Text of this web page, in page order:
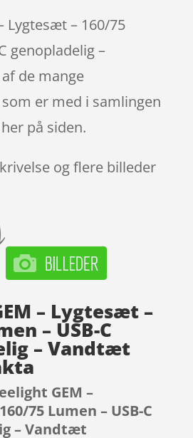
Lygtesæt – 160/75
genopladelig –
de mange
er med i samlingen
på siden.
og flere billeder
– Lygtesæt –
– USB-C
– Vandtæt
GEM –
75 Lumen – USB-C
– Vandtæt